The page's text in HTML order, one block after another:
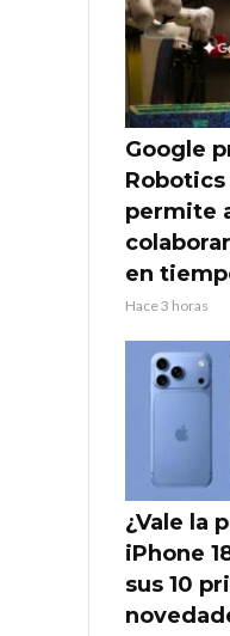
Google
Robotics
permite
en
Hace 3 horas
¿Vale la
iPhone
sus 10